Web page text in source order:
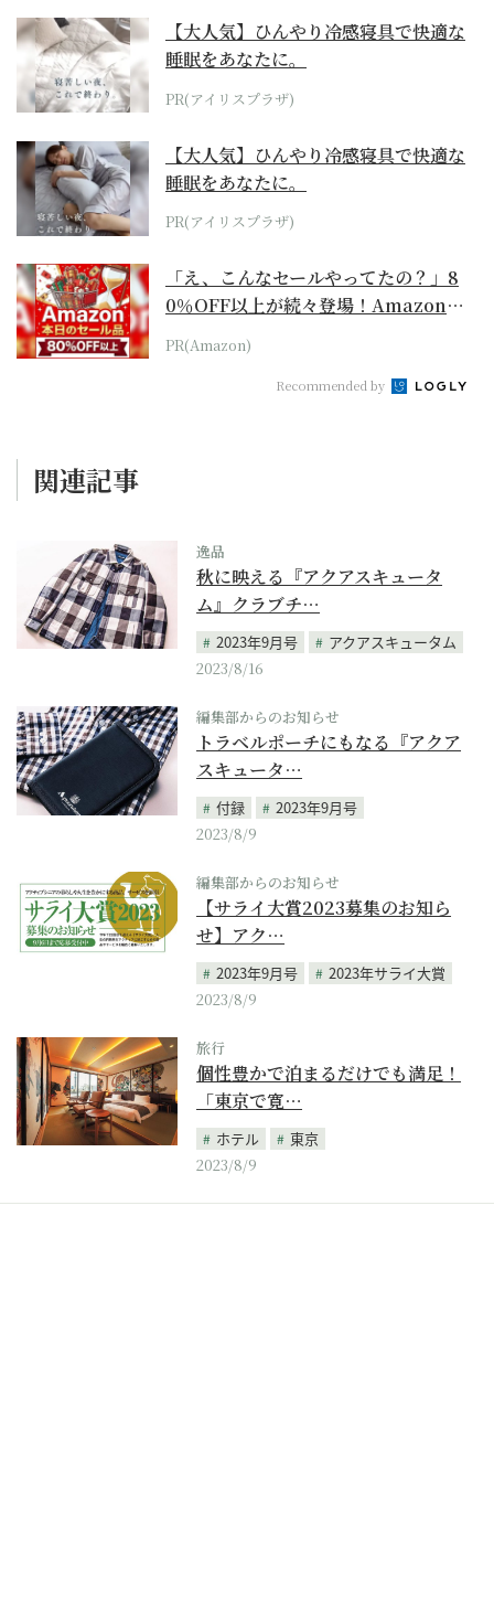
【大人気】ひんやり冷感寝具で快適な
睡眠をあなたに。
PR(アイリスプラザ)
【大人気】ひんやり冷感寝具で快適な
睡眠をあなたに。
PR(アイリスプラザ)
「え、こんなセールやってたの？」8
0％OFF以上が続々登場！Amazonの
本気が...
PR(Amazon)
Recommended by
関連記事
逸品
秋に映える『アクアスキュータ
ム』クラブチ…
2023年9月号
アクアスキュータム
2023/8/16
編集部からのお知らせ
トラベルポーチにもなる『アクア
スキュータ…
付録
2023年9月号
2023/8/9
編集部からのお知らせ
【サライ大賞2023募集のお知ら
せ】アク…
2023年9月号
2023年サライ大賞
2023/8/9
旅行
個性豊かで泊まるだけでも満足！
「東京で寛…
ホテル
東京
2023/8/9